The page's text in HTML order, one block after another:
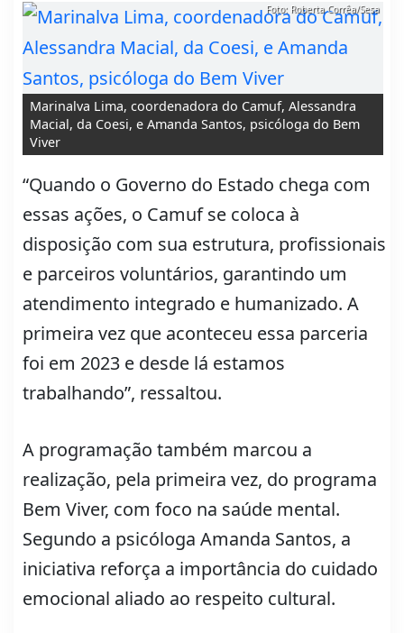
Marinalva Lima, coordenadora do Camuf, Alessandra
Macial, da Coesi, e Amanda Santos, psicóloga do Bem
Viver
Foto: Roberta Corrêa/Sesa
“Quando o Governo do Estado chega com
essas ações, o Camuf se coloca à
disposição com sua estrutura, profissionais
e parceiros voluntários, garantindo um
atendimento integrado e humanizado. A
primeira vez que aconteceu essa parceria
foi em 2023 e desde lá estamos
trabalhando”, ressaltou.
A programação também marcou a
realização, pela primeira vez, do programa
Bem Viver, com foco na saúde mental.
Segundo a psicóloga Amanda Santos, a
iniciativa reforça a importância do cuidado
emocional aliado ao respeito cultural.